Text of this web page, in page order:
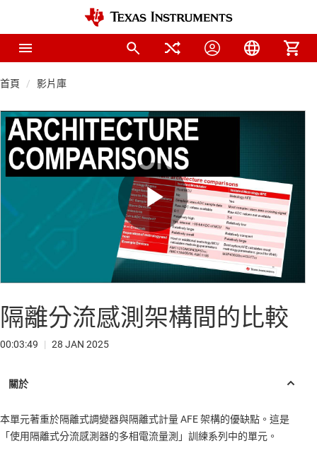
首頁 影片庫
Play
Video
隔離分流感測架構間的比較
00:03:49 | 28 JAN 2025
本單元著重於隔離式調變器與隔離式計量 AFE 架構的優缺點。這是
「使用隔離式分流感測器的多相電流量測」訓練系列中的單元。